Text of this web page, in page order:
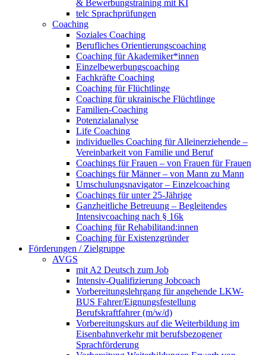
& Bewerbungstraining mit KI
telc Sprachprüfungen
Coaching
Soziales Coaching
Berufliches Orientierungscoaching
Coaching für Akademiker*innen
Einzelbewerbungscoaching
Fachkräfte Coaching
Coaching für Flüchtlinge
Coaching für ukrainische Flüchtlinge
Familien-Coaching
Potenzialanalyse
Life Coaching
individuelles Coaching für Alleinerziehende –
Vereinbarkeit von Familie und Beruf
Coachings für Frauen – von Frauen für Frauen
Coachings für Männer – von Mann zu Mann
Umschulungsnavigator – Einzelcoaching
Coachings für unter 25-Jährige
Ganzheitliche Betreuung – Begleitendes
Intensivcoaching nach § 16k
Coaching für Rehabilitand:innen
Coaching für Existenzgründer
Förderungen / Zielgruppe
AVGS
mit A2 Deutsch zum Job
Intensiv-Qualifizierung Jobcoach
Vorbereitungslehrgang für angehende LKW-
BUS Fahrer/Eignungsfestellung
Berufskraftfahrer (m/w/d)
Vorbereitungskurs auf die Weiterbildung im
Eisenbahnverkehr mit berufsbezogener
Sprachförderung